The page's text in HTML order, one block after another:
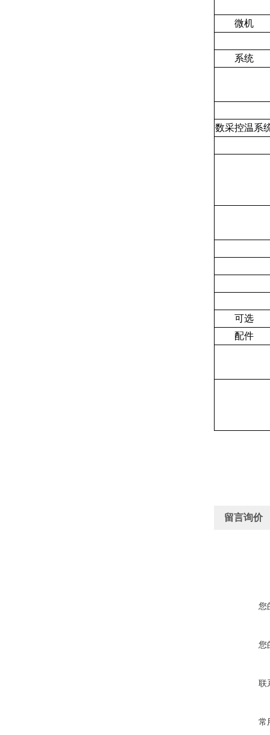
微机
系统
数采控温系
可选
配件
留言询价
您
您
联
常